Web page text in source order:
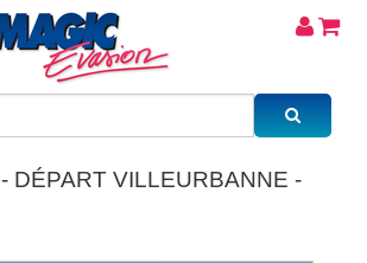
DÉPART VILLEURBANNE -